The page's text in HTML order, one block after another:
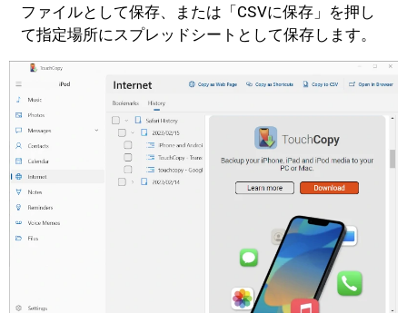
ファイルとして保存、または「CSVに保存」を押し
て指定場所にスプレッドシートとして保存します。